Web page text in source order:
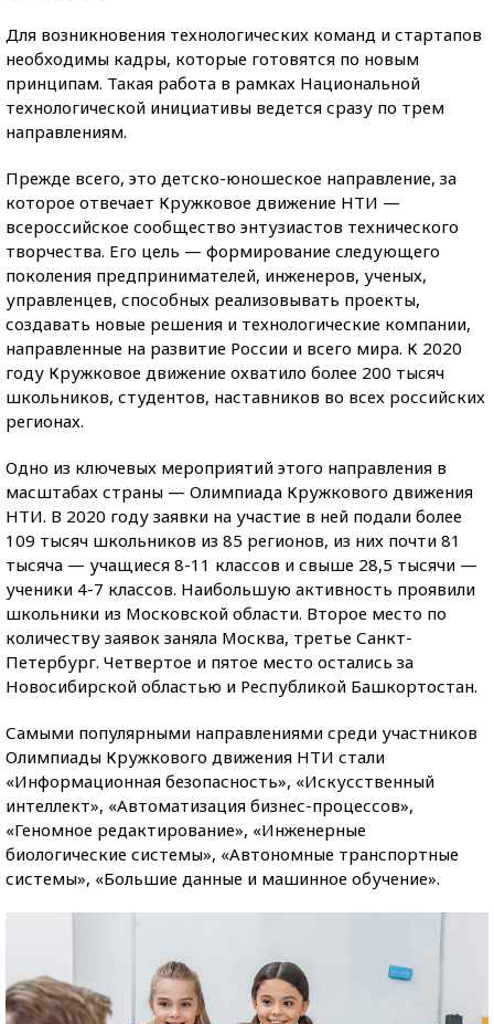
Для возникновения технологических команд и стартапов
необходимы кадры, которые готовятся по новым
принципам. Такая работа в рамках Национальной
технологической инициативы ведется сразу по трем
направлениям.
Прежде всего, это детско-юношеское направление, за
которое отвечает Кружковое движение НТИ —
всероссийское сообщество энтузиастов технического
творчества. Его цель — формирование следующего
поколения предпринимателей, инженеров, ученых,
управленцев, способных реализовывать проекты,
создавать новые решения и технологические компании,
направленные на развитие России и всего мира. К 2020
году Кружковое движение охватило более 200 тысяч
школьников, студентов, наставников во всех российских
регионах.
Одно из ключевых мероприятий этого направления в
масштабах страны — Олимпиада Кружкового движения
НТИ. В 2020 году заявки на участие в ней подали более
109 тысяч школьников из 85 регионов, из них почти 81
тысяча — учащиеся 8-11 классов и свыше 28,5 тысячи —
ученики 4-7 классов. Наибольшую активность проявили
школьники из Московской области. Второе место по
количеству заявок заняла Москва, третье Санкт-
Петербург. Четвертое и пятое место остались за
Новосибирской областью и Республикой Башкортостан.
Самыми популярными направлениями среди участников
Олимпиады Кружкового движения НТИ стали
«Информационная безопасность», «Искусственный
интеллект», «Автоматизация бизнес-процессов»,
«Геномное редактирование», «Инженерные
биологические системы», «Автономные транспортные
системы», «Большие данные и машинное обучение».